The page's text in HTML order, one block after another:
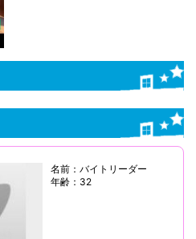
名前：バイトリーダー
年齢：32